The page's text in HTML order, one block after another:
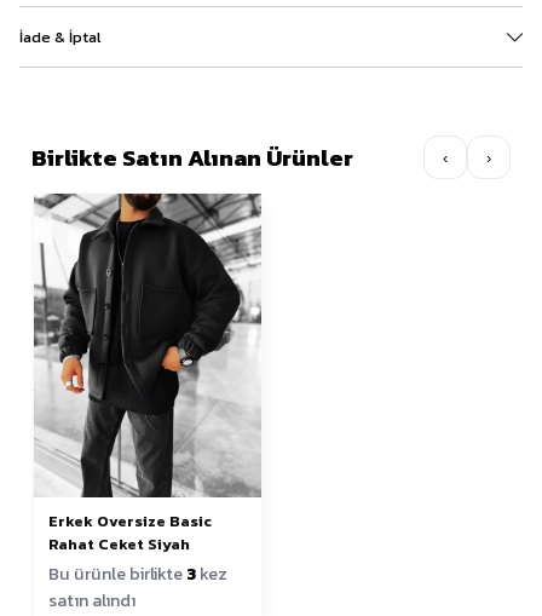
İade & İptal
Birlikte Satın Alınan Ürünler ‹ ›
Erkek Oversize Basic
Rahat Ceket Siyah
Bu ürünle birlikte3kez
satın alındı